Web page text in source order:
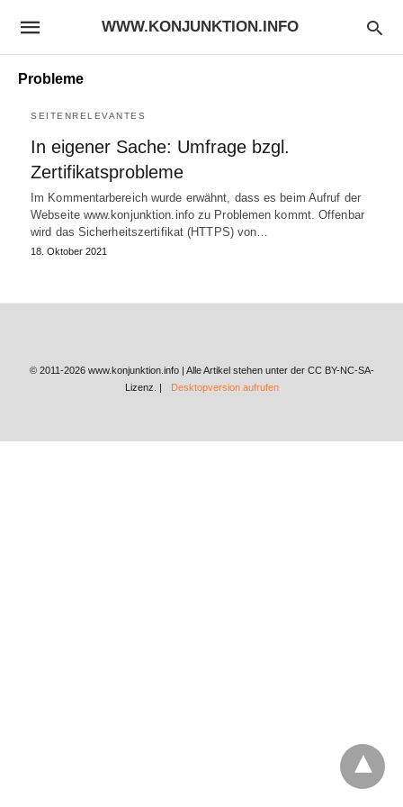
WWW.KONJUNKTION.INFO
Probleme
SEITENRELEVANTES
In eigener Sache: Umfrage bzgl.
Zertifikatsprobleme
Im Kommentarbereich wurde erwähnt, dass es beim Aufruf der
Webseite www.konjunktion.info zu Problemen kommt. Offenbar
wird das Sicherheitszertifikat (HTTPS) von…
18. Oktober 2021
© 2011-2026 www.konjunktion.info | Alle Artikel stehen unter der CC BY-NC-SA-
Lizenz. |
Desktopversion aufrufen